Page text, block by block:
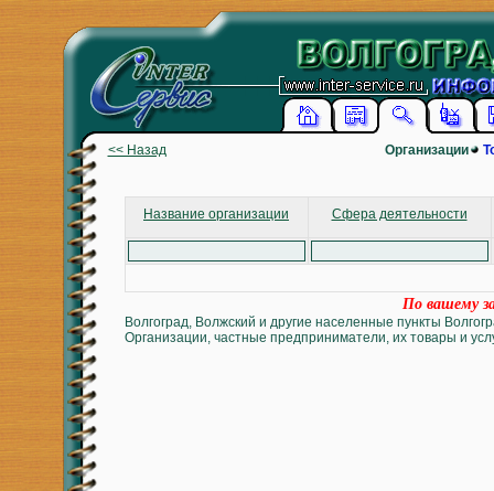
<< Назад Организации
Название организации Сфера деятельности
По вашему
Волгоград, Волжский и другие населенные пункты
Организации, частные предприниматели, их товары и